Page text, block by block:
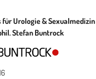
Urologie & Sexualmedizin
Stefan Buntrock